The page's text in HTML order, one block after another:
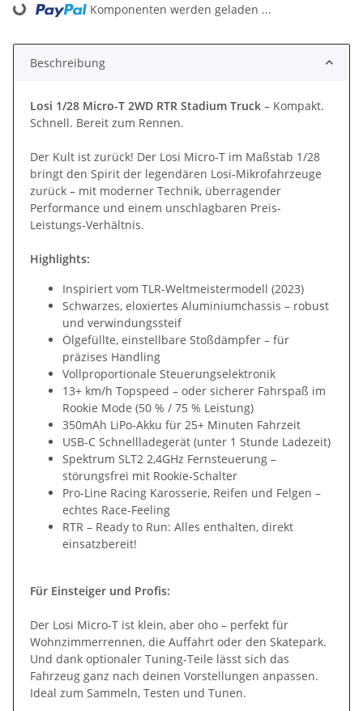
Loading... Komponenten werden geladen ...
Beschreibung
Losi 1/28 Micro-T 2WD RTR Stadium Truck – Kompakt.
Schnell. Bereit zum Rennen.
Der Kult ist zurück! Der Losi Micro-T im Maßstab 1/28
bringt den Spirit der legendären Losi-Mikrofahrzeuge
zurück – mit moderner Technik, überragender
Performance und einem unschlagbaren Preis-
Leistungs-Verhältnis.
Highlights:
Inspiriert vom TLR-Weltmeistermodell (2023)
Schwarzes, eloxiertes Aluminiumchassis – robust
und verwindungssteif
Ölgefüllte, einstellbare Stoßdämpfer – für
präzises Handling
Vollproportionale Steuerungselektronik
13+ km/h Topspeed – oder sicherer Fahrspaß im
Rookie Mode (50 % / 75 % Leistung)
350mAh LiPo-Akku für 25+ Minuten Fahrzeit
USB-C Schnellladegerät (unter 1 Stunde Ladezeit)
Spektrum SLT2 2,4GHz Fernsteuerung –
störungsfrei mit Rookie-Schalter
Pro-Line Racing Karosserie, Reifen und Felgen –
echtes Race-Feeling
RTR – Ready to Run: Alles enthalten, direkt
einsatzbereit!
Für Einsteiger und Profis:
Der Losi Micro-T ist klein, aber oho – perfekt für
Wohnzimmerrennen, die Auffahrt oder den Skatepark.
Und dank optionaler Tuning-Teile lässt sich das
Fahrzeug ganz nach deinen Vorstellungen anpassen.
Ideal zum Sammeln, Testen und Tunen.